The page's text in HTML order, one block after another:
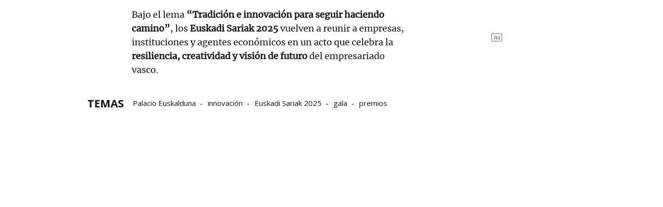
Bajo el lema “Tradición e innovación para seguir haciendo
camino”, losEuskadi Sariak 2025vuelven a reunir a empresas,
instituciones y agentes económicos en un acto que celebra la
resiliencia, creatividad y visión de futurodel empresariado
vasco.
TEMAS Palacio Euskalduna innovación Euskadi Sariak 2025 gala premios